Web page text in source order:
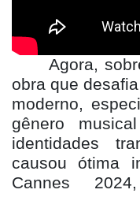
Agora,
obra que
moderno,
gênero
identidades
causou ótima
Cannes